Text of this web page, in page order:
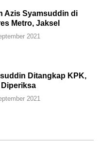
Azis Syamsuddin di
Metro, Jaksel
2021
Ditangkap KPK,
2021